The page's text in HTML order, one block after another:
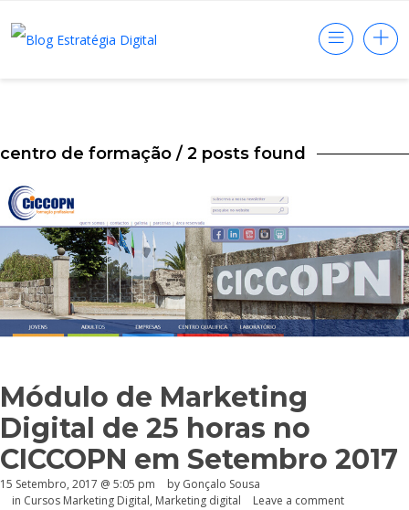
centro de formação / 2 posts found
Módulo de Marketing
Digital de 25 horas no
CICCOPN em Setembro 2017
15 Setembro, 2017 @ 5:05 pm by Gonçalo Sousa
in Cursos Marketing Digital, Marketing digital Leave a comment